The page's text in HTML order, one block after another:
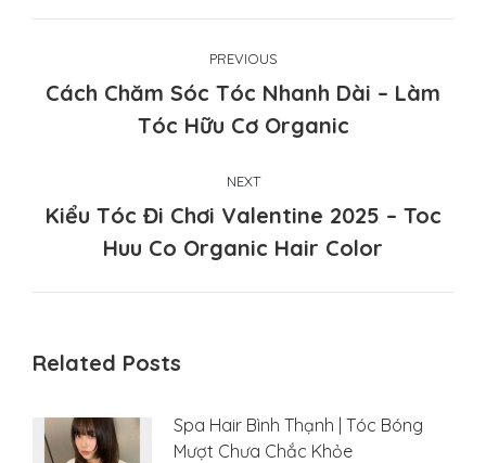
PREVIOUS
Previous
post:
Cách Chăm Sóc Tóc Nhanh Dài – Làm
Tóc Hữu Cơ Organic
NEXT
Next
post:
Kiểu Tóc Đi Chơi Valentine 2025 – Toc
Huu Co Organic Hair Color
Related Posts
Spa Hair Bình Thạnh | Tóc Bóng
Mượt Chưa Chắc Khỏe